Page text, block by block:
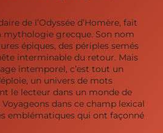
de l’Odyssée d’Homère, fait
mythologie grecque. Son nom
épiques, des périples semés
interminable du retour. Mais
intemporel, c’est tout un
un univers de mots
le lecteur dans un monde de
dans ce champ lexical
emblématiques qui ont façonné